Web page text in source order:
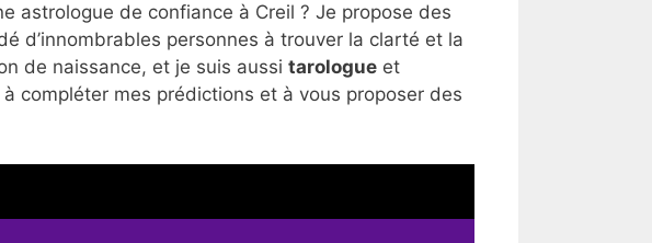
astrologue de confiance à Creil ? Je propose des
d’innombrables personnes à trouver la clarté et la
de naissance, et je suis aussi tarologue et
compléter mes prédictions et à vous proposer des